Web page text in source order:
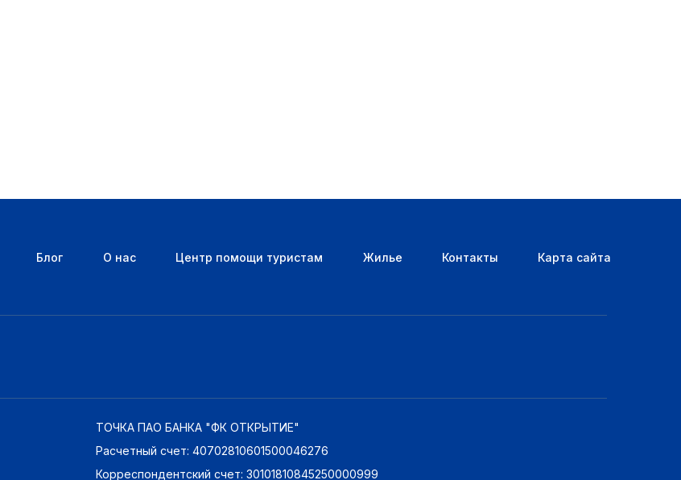
Блог О нас Центр помощи туристам Жилье Контакты Карта сайта
ТОЧКА ПАО БАНКА "ФК ОТКРЫТИЕ"
Расчетный счет: 40702810601500046276
Корреспондентский счет: 30101810845250000999